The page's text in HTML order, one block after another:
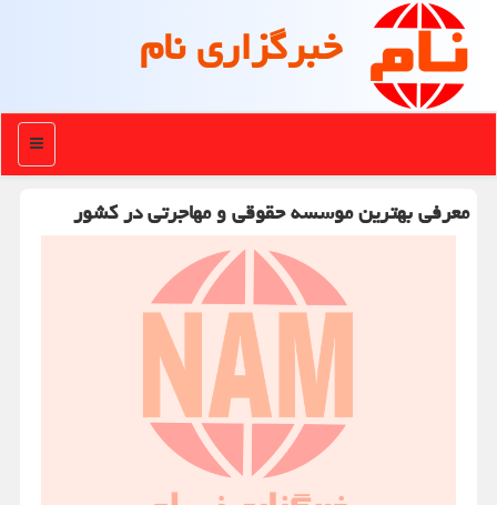
خبرگزاری نام
منو
معرفی بهترین موسسه حقوقی و مهاجرتی در کشور